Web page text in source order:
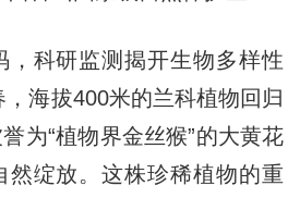
科研监测揭开生物多样性
海拔400米的兰科植物回归
为“植物界金丝猴”的大黄花
然绽放。这株珍稀植物的重